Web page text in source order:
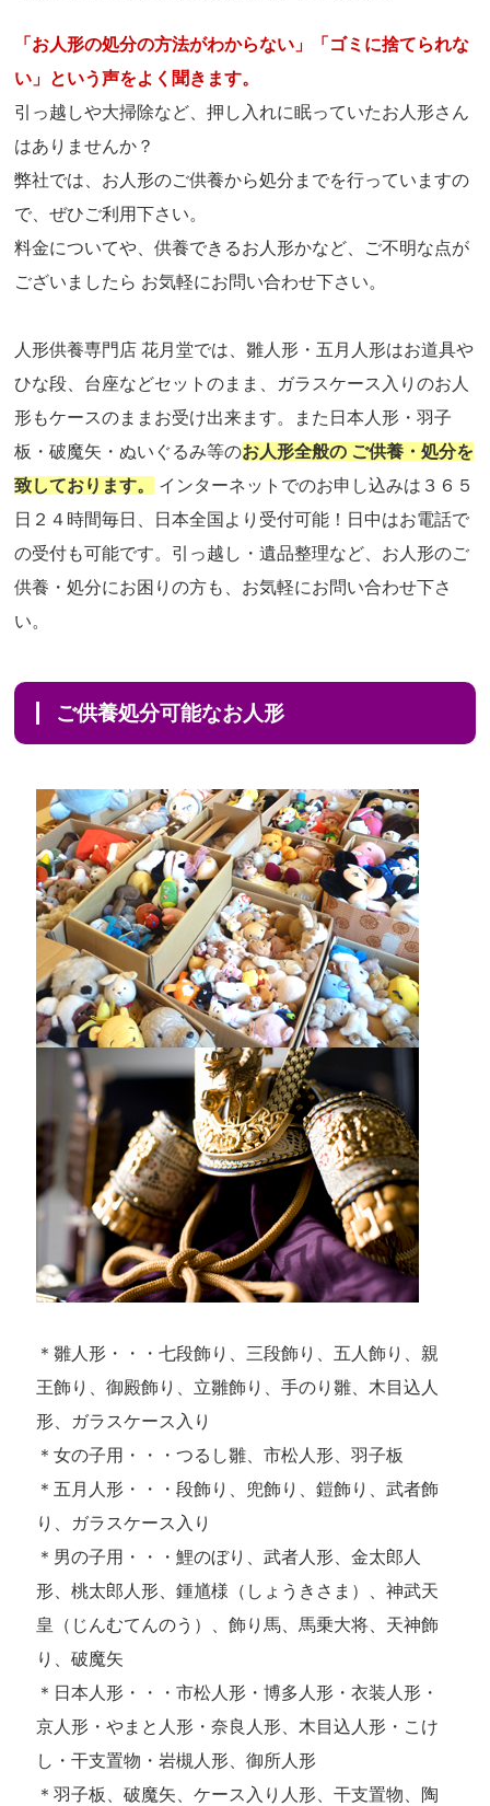
「お人形の処分の方法がわからない」「ゴミに捨てられな
い」という声をよく聞きます。
引っ越しや大掃除など、押し入れに眠っていたお人形さん
はありませんか？
弊社では、お人形のご供養から処分までを行っていますの
で、ぜひご利用下さい。
料金についてや、供養できるお人形かなど、ご不明な点が
ございましたら お気軽にお問い合わせ下さい。
人形供養専門店 花月堂では、雛人形・五月人形はお道具や
ひな段、台座などセットのまま、ガラスケース入りのお人
形もケースのままお受け出来ます。また日本人形・羽子
板・破魔矢・ぬいぐるみ等のお人形全般の ご供養・処分を
致しております。
インターネットでのお申し込みは３６５
日２４時間毎日、日本全国より受付可能！日中はお電話で
の受付も可能です。引っ越し・遺品整理など、お人形のご
供養・処分にお困りの方も、お気軽にお問い合わせ下さ
い。
ご供養処分可能なお人形
＊雛人形・・・七段飾り、三段飾り、五人飾り、親
王飾り、御殿飾り、立雛飾り、手のり雛、木目込人
形、ガラスケース入り
＊女の子用・・・つるし雛、市松人形、羽子板
＊五月人形・・・段飾り、兜飾り、鎧飾り、武者飾
り、ガラスケース入り
＊男の子用・・・鯉のぼり、武者人形、金太郎人
形、桃太郎人形、鍾馗様（しょうきさま）、神武天
皇（じんむてんのう）、飾り馬、馬乗大将、天神飾
り、破魔矢
＊日本人形・・・市松人形・博多人形・衣装人形・
京人形・やまと人形・奈良人形、木目込人形・こけ
し・干支置物・岩槻人形、御所人形
＊羽子板、破魔矢、ケース入り人形、干支置物、陶